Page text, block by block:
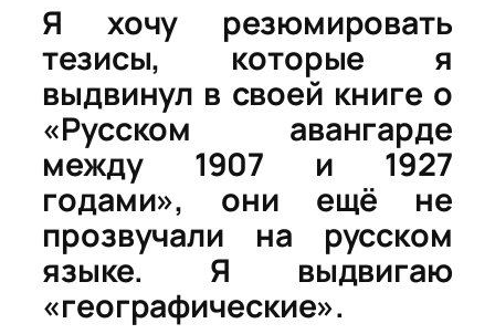
Я хочу резюмировать
тезисы, которые я
выдвинул в своей книге о
«Русском авангарде
между 1907 и 1927
годами», они ещё не
прозвучали на русском
языке. Я выдвигаю
«географические».